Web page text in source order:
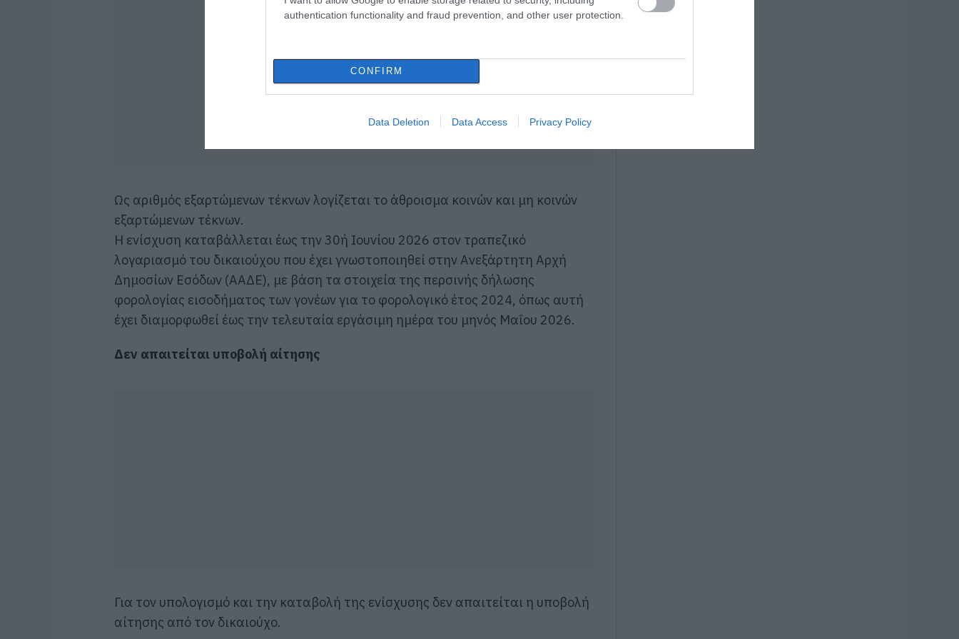
authentication functionality and fraud prevention, and other user protection.
CONFIRM
Data Deletion Data Access Privacy Policy
Ως αριθμός εξαρτώμενων τέκνων λογίζεται το άθροισμα κοινών και μη κοινών
εξαρτώμενων τέκνων.
Η ενίσχυση καταβάλλεται έως την 30ή Ιουνίου 2026 στον τραπεζικό
λογαριασμό του δικαιούχου που έχει γνωστοποιηθεί στην Ανεξάρτητη Αρχή
Δημοσίων Εσόδων (ΑΑΔΕ), με βάση τα στοιχεία της περσινής δήλωσης
φορολογίας εισοδήματος των γονέων για το φορολογικό έτος 2024, όπως αυτή
έχει διαμορφωθεί έως την τελευταία εργάσιμη ημέρα του μηνός Μαΐου 2026.
Δεν απαιτείται υποβολή αίτησης
Για τον υπολογισμό και την καταβολή της ενίσχυσης δεν απαιτείται η υποβολή
αίτησης από τον δικαιούχο.